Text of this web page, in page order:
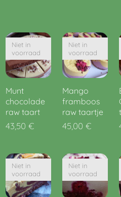
Munt
chocolade
raw taart
Niet in
voorraad
43,50 €
Mango
framboos
raw taartje
Niet in
voorraad
45,00 €
Niet in
voorraad
Niet in
voorraad